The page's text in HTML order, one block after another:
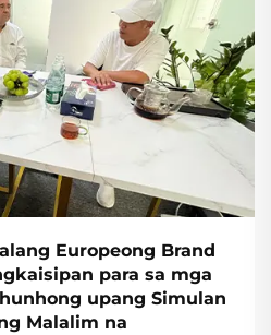
Europeong Brand
para sa mga
upang Simulan
Malalim na